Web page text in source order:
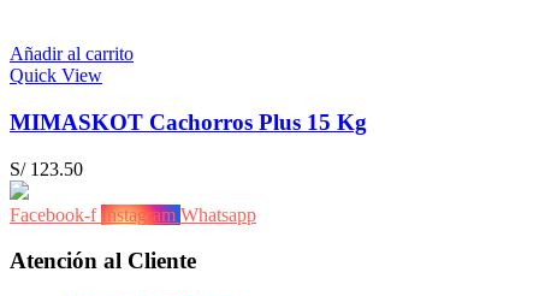
S/ 128.90.
Añadir al carrito
Quick View
MIMASKOT Cachorros Plus 15 Kg
S/123.50
Facebook-f Instagram Whatsapp
Atención al Cliente